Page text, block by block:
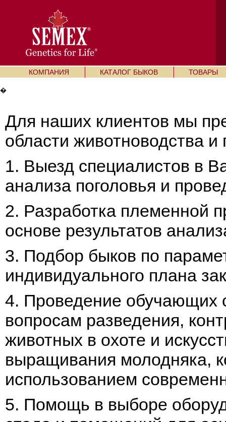
КОМПАНИЯ КАТАЛОГ БЫКОВ ТОВАРЫ
�
Для наших клиентов мы
области животноводства
1. Выезд специалистов в
анализа поголовья и
2. Разработка племенной
основе результатов
3. Подбор быков по
индивидуального плана
4. Проведение обучающих
вопросам разведения,
животных в охоте и
выращивания молодняка,
использованием
5. Помощь в выборе